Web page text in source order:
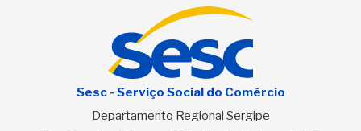
Sesc - Serviço Social do Comércio
Departamento Regional Sergipe